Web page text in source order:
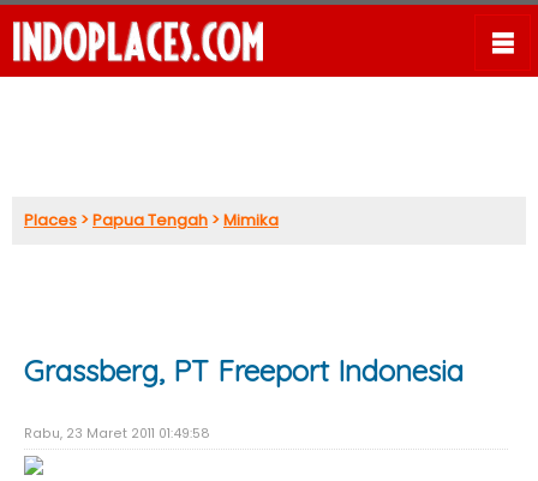
Places >Papua Tengah >Mimika
Grassberg, PT Freeport Indonesia
Rabu, 23 Maret 2011 01:49:58